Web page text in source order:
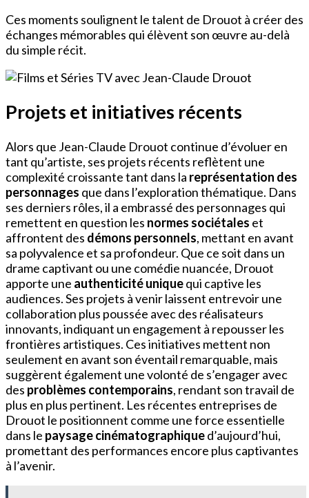
Ces moments soulignent le talent de Drouot à créer des
échanges mémorables qui élèvent son œuvre au-delà
du simple récit.
Projets et initiatives récents
Alors que Jean-Claude Drouot continue d’évoluer en
tant qu’artiste, ses projets récents reflètent une
complexité croissante tant dans la représentation des
personnages que dans l’exploration thématique. Dans
ses derniers rôles, il a embrassé des personnages qui
remettent en question les normes sociétales et
affrontent des démons personnels, mettant en avant
sa polyvalence et sa profondeur. Que ce soit dans un
drame captivant ou une comédie nuancée, Drouot
apporte une authenticité uniquequi captive les
audiences. Ses projets à venir laissent entrevoir une
collaboration plus poussée avec des réalisateurs
innovants, indiquant un engagement à repousser les
frontières artistiques. Ces initiatives mettent non
seulement en avant son éventail remarquable, mais
suggèrent également une volonté de s’engager avec
des problèmes contemporains, rendant son travail de
plus en plus pertinent. Les récentes entreprises de
Drouot le positionnent comme une force essentielle
dans le paysage cinématographiqued’aujourd’hui,
promettant des performances encore plus captivantes
à l’avenir.